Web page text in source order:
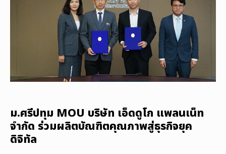
ม.ศรีปทุม MOU บริษัท เอ็ดดูโก แพลนเน็ท
จำกัด ร่วมผลิตบัณฑิตคุณภาพสู่ธุรกิจยุค
ดิจิทัล